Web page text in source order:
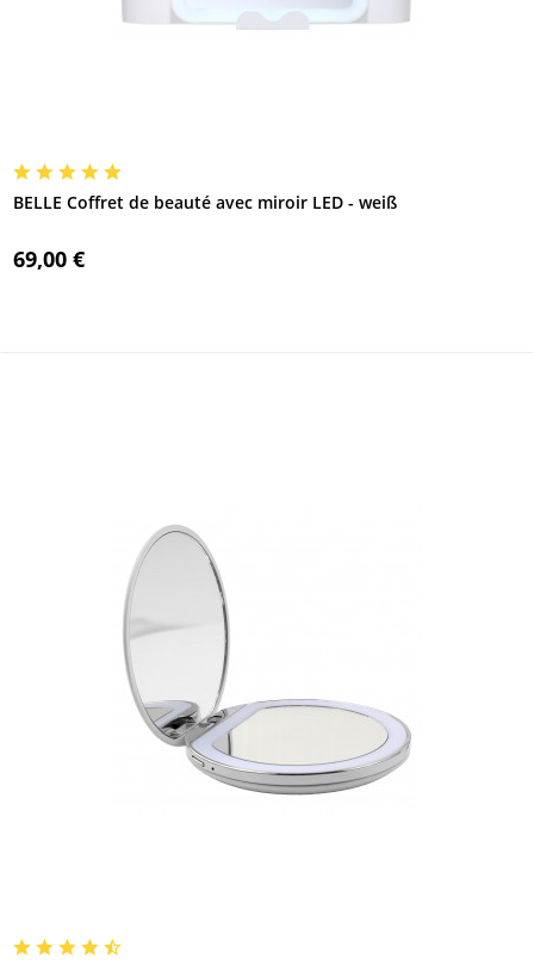
BELLE Coffret de beauté avec miroir LED - weiß
69,00 €